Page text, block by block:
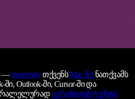
— SpeechifyთქვენსMac-ზენათქვამს
Outlook-ში, Cursor-ში და
ეკრანიდან ტექსტს